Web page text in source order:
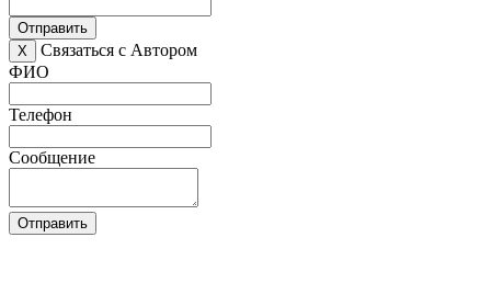
Отправить
X
Связаться с Автором
ФИО
Телефон
Сообщение
Отправить